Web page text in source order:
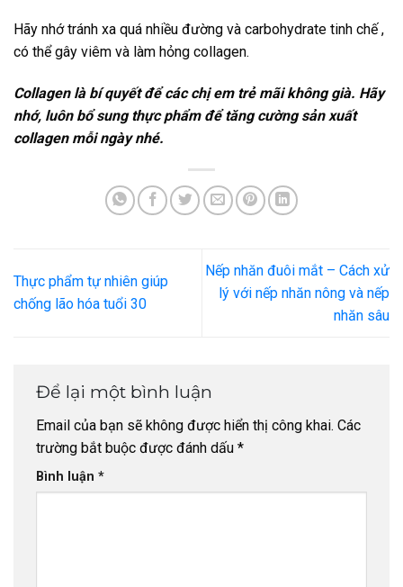
Hãy nhớ tránh xa quá nhiều đường và carbohydrate tinh chế ,
có thể gây viêm và làm hỏng collagen.
Collagen là bí quyết để các chị em trẻ mãi không già. Hãy
nhớ, luôn bổ sung thực phẩm để tăng cường sản xuất
collagen mỗi ngày nhé.
Thực phẩm tự nhiên giúp
chống lão hóa tuổi 30
Nếp nhăn đuôi mắt – Cách xử
lý với nếp nhăn nông và nếp
nhăn sâu
Để lại một bình luận
Email của bạn sẽ không được hiển thị công khai. Các
trường bắt buộc được đánh dấu *
Bình luận *